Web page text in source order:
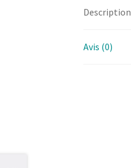
Description
Avis (0)